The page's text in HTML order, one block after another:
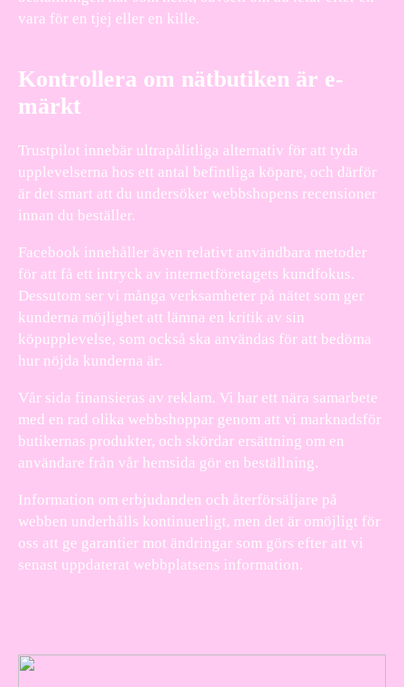
vara för en tjej eller en kille.
Kontrollera om nätbutiken är e-
märkt
Trustpilot innebär ultrapålitliga alternativ för att tyda
upplevelserna hos ett antal befintliga köpare, och därför
är det smart att du undersöker webbshopens recensioner
innan du beställer.
Facebook innehåller även relativt användbara metoder
för att få ett intryck av internetföretagets kundfokus.
Dessutom ser vi många verksamheter på nätet som ger
kunderna möjlighet att lämna en kritik av sin
köpupplevelse, som också ska användas för att bedöma
hur nöjda kunderna är.
Vår sida finansieras av reklam. Vi har ett nära samarbete
med en rad olika webbshoppar genom att vi marknadsför
butikernas produkter, och skördar ersättning om en
användare från vår hemsida gör en beställning.
Information om erbjudanden och återförsäljare på
webben underhålls kontinuerligt, men det är omöjligt för
oss att ge garantier mot ändringar som görs efter att vi
senast uppdaterat webbplatsens information.